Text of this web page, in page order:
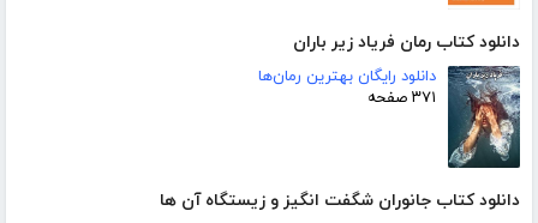
دانلود کتاب رمان فریاد زیر باران
دانلود رایگان بهترین رمان‌ها
۳۷۱ صفحه
دانلود کتاب جانوران شگفت انگیز و زیستگاه آن ها